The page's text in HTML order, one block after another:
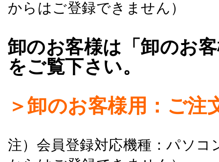
からはご登録できません）
卸のお客様は「卸のお
をご覧下さい。
＞卸のお客様用：ご注
注）会員登録対応機種：パソ